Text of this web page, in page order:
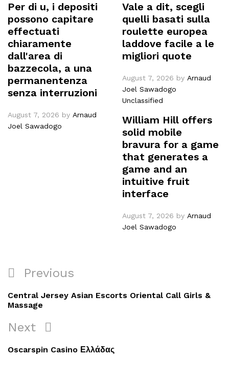
Per di u, i depositi
possono capitare
effectuati
chiaramente
dall'area di
bazzecola, a una
permanentenza
senza interruzioni
August 7, 2026 by Arnaud
Joel Sawadogo
Vale a dit, scegli
quelli basati sulla
roulette europea
laddove facile a le
migliori quote
August 7, 2026 by Arnaud
Joel Sawadogo
Unclassified
William Hill offers
solid mobile
bravura for a game
that generates a
game and an
intuitive fruit
interface
August 7, 2026 by Arnaud
Joel Sawadogo
Previous
Central Jersey Asian Escorts Oriental Call Girls &
Massage
Next
Oscarspin Casino Ελλάδας